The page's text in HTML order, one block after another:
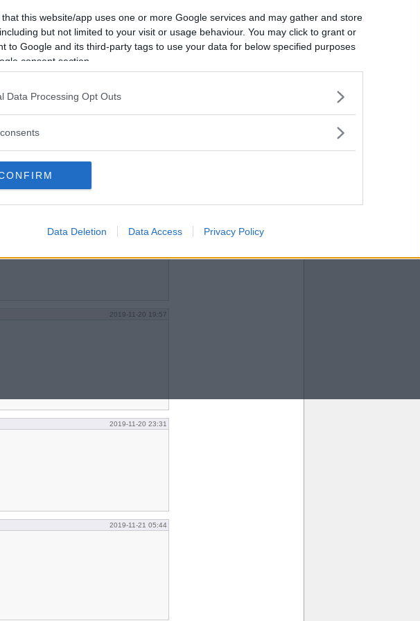
this website/app uses one or more Google services and may gather and store
but not limited to your visit or usage behaviour. You may click to grant or
to Google and its third-party tags to use your data for below specified purposes
consent section.
Data Processing Opt Outs
Data Deletion Data Access Privacy Policy
2019-11-19 23:19
2019-11-20 19:57
2019-11-20 23:31
2019-11-21 05:44
Vill du bli
medlem?